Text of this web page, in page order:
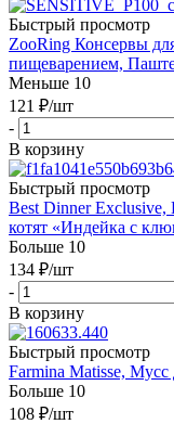
Быстрый просмотр
ZooRing Консервы
пищеварением,
Меньше 10
121 ₽/шт
-
В корзину
Быстрый просмотр
Best Dinner Exclusive,
котят «Индейка с
Больше 10
134 ₽/шт
-
В корзину
Быстрый просмотр
Farmina Matisse,
Больше 10
108 ₽/шт